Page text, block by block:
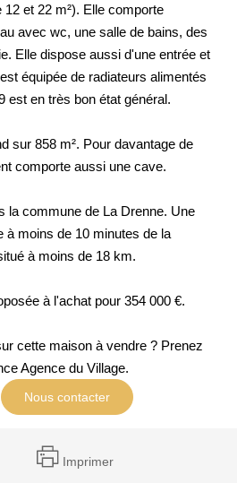
et 22 m²). Elle comporte
avec wc, une salle de bains, des
Elle dispose aussi d'une entrée et
équipée de radiateurs alimentés
est en très bon état général.
sur 858 m². Pour davantage de
comporte aussi une cave.
la commune de La Drenne. Une
à moins de 10 minutes de la
à moins de 18 km.
à l'achat pour 354 000 €.
cette maison à vendre ? Prenez
Agence du Village.
Nous contacter
Imprimer